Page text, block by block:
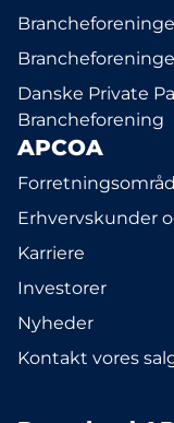
Danske Private
Brancheforening
APCOA
Erhvervskunder
Karriere
Investorer
Nyheder
Kontakt vores